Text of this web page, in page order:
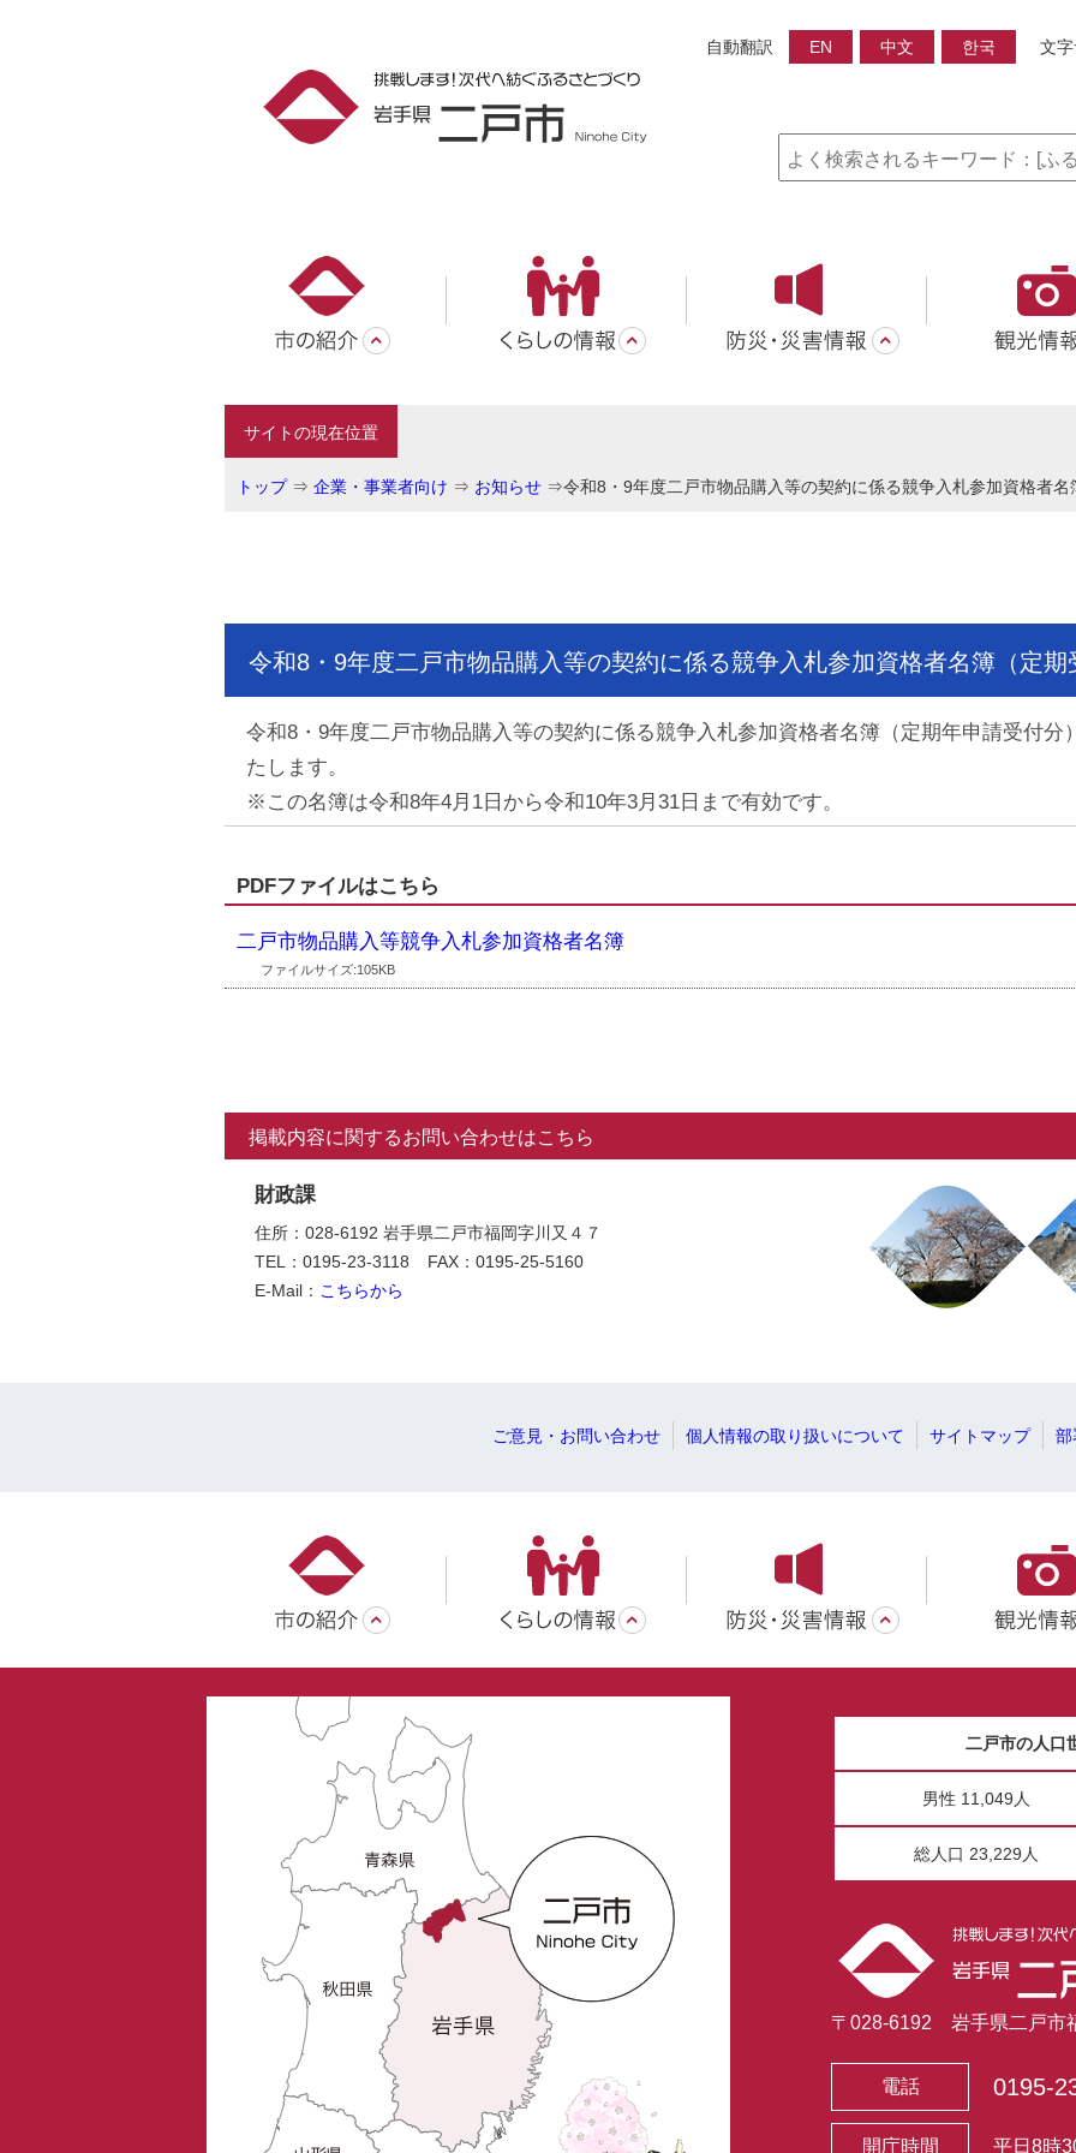
自動翻訳 EN 中文 한국 文
サイトの現在位置
トップ⇒ 企業・事業者向け ⇒ お知らせ ⇒令和8・9年度二戸市物品購入等の契約に係る競争入札参加資格者
令和8・9年度二戸市物品購入等の契約に係る競争入札参加資格者名簿（定
令和8・9年度二戸市物品購入等の契約に係る競争入札参加資格者名簿（定期年申請受付分
たします。
※この名簿は令和8年4月1日から令和10年3月31日まで有効です。
PDFファイルはこちら
二戸市物品購入等競争入札参加資格者名簿
ファイルサイズ:105KB
掲載内容に関するお問い合わせはこちら
財政課
住所：028-6192 岩手県二戸市福岡字川又４７
TEL：0195-23-3118
FAX：0195-25-5160
E-Mail： こちらから
ご意見・お問い合わせ 個人情報の取り扱いについて サイトマップ 部
二戸市の人口
男性 11,049人
総人口 23,229人
〒028-6192 岩手県二戸市
電話 0195-
開庁時間 平日8時